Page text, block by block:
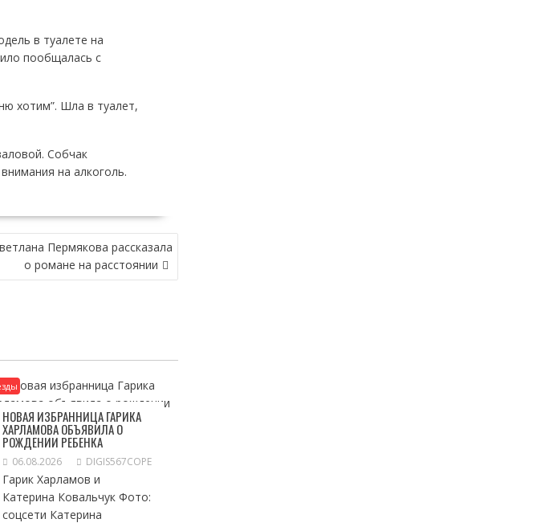
в туалете на
пообщалась с
хотим”. Шла в туалет,
Собчак
на алкоголь.
Пермякова рассказала
о романе на расстоянии
НОВАЯ ИЗБРАННИЦА ГАРИКА
ХАРЛАМОВА ОБЪЯВИЛА О
РОЖДЕНИИ РЕБЕНКА
06.08.2026 DIGIS567COPE
Гарик Харламов и
Катерина Ковальчук Фото:
соцсети Катерина